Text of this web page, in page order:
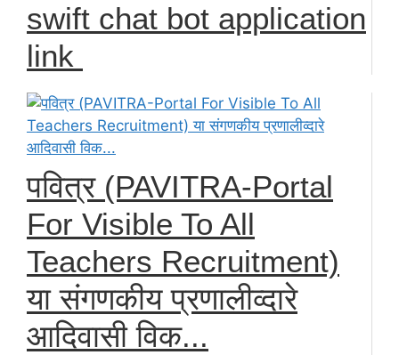
swift chat bot application
link
पवित्र (PAVITRA-Portal
For Visible To All
Teachers Recruitment)
या संगणकीय प्रणालीव्दारे
आदिवासी विक...